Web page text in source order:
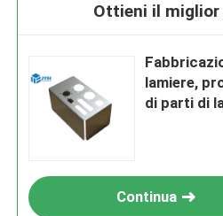
Ottieni il miglior
lamiere,
di parti di
Continua